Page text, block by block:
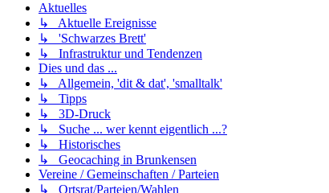
Aktuelles
↳ Aktuelle Ereignisse
↳ 'Schwarzes Brett'
↳ Infrastruktur und Tendenzen
Dies und das ...
↳ Allgemein, 'dit & dat', 'smalltalk'
↳ Tipps
↳ 3D-Druck
↳ Suche ... wer kennt eigentlich ...?
↳ Historisches
↳ Geocaching in Brunkensen
Vereine / Gemeinschaften / Parteien
↳ Ortsrat/Parteien/Wahlen